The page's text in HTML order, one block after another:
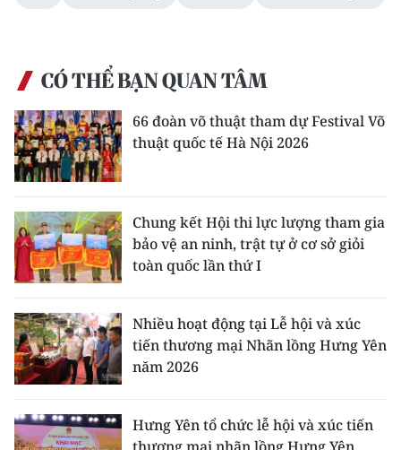
CÓ THỂ BẠN QUAN TÂM
66 đoàn võ thuật tham dự Festival Võ
thuật quốc tế Hà Nội 2026
Chung kết Hội thi lực lượng tham gia
bảo vệ an ninh, trật tự ở cơ sở giỏi
toàn quốc lần thứ I
Nhiều hoạt động tại Lễ hội và xúc
tiến thương mại Nhãn lồng Hưng Yên
năm 2026
Hưng Yên tổ chức lễ hội và xúc tiến